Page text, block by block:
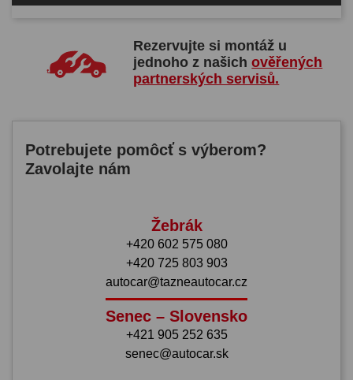
Rezervujte si montáž u
jednoho z našichověřených
partnerských servisů.
Potrebujete pomôcť s výberom?
Zavolajte nám
Žebrák
+420 602 575 080
+420 725 803 903
autocar@tazneautocar.cz
Senec – Slovensko
+421 905 252 635
senec@autocar.sk